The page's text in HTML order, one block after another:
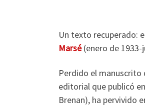
Un texto recuperado:
Marsé(enero de 1933-
Perdido el manuscrito
editorial que publicó
Brenan), ha pervivido